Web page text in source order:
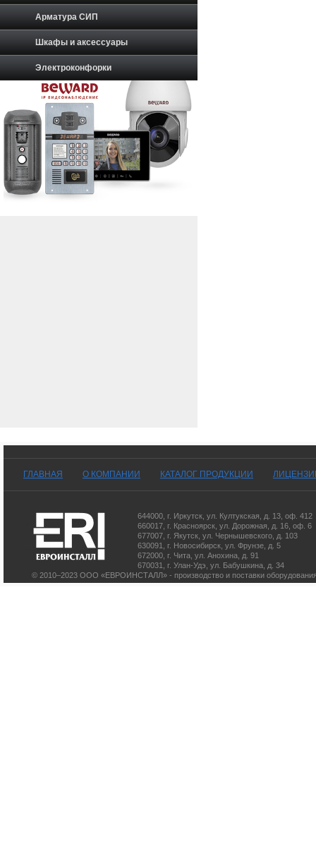
Арматура СИП
Шкафы и аксессуары
Электроконфорки
ГЛАВНАЯ О КОМПАНИИ КАТАЛОГ ПРОДУКЦИИ
644000 г. Иркутск ул. Култукская, д. 13 , оф. 412
660017 г. Красноярск ул. Дорожная, д. 16, оф. 6
677007 г. Якутск ул. Чернышевского, д. 103
630091
г. Новосибирск ул. Фрунзе, д. 5
672000 г. Чита ул. Анохина, д. 91
670031
г. Улан-Удэ ул. Бабушкина, д. 34
© 2010–2023 ООО «ЕВРОИНСТАЛЛ» - производство и поставки оборудования